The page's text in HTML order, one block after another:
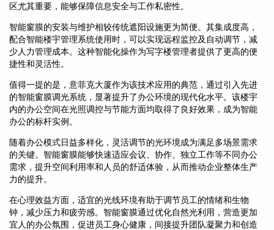
区尤其重要，能够保障信息安全与工作私密性。
智能窗膜的安装与维护相较传统遮阳设施更为简便。其集成度高，
配合智能楼宇管理系统使用时，可以实现远程监控及自动调节，减
少人力管理成本。这种智能化操作为写字楼管理者提供了更高的便
捷性和灵活性。
值得一提的是，意菲克大厦作为该技术应用的典范，通过引入先进
的智能窗膜调光系统，显著提升了办公环境的现代化水平。该楼宇
内的办公空间在光照调控与节能方面均取得了良好效果，成为智能
办公的标杆实例。
随着办公模式日益多样化，灵活调节的光环境成为满足多场景需求
的关键。智能窗膜能够快速适应会议、协作、独立工作等不同办公
需求，提升空间利用率和人员的舒适体验，从而推动企业整体生产
力的提升。
在心理效益方面，适宜的光线环境有助于调节员工的情绪和生物
钟，减少压力和疲劳感。智能窗膜通过优化自然光利用，营造更加
宜人的办公氛围，促进员工身心健康，间接提升团队凝聚力和创造